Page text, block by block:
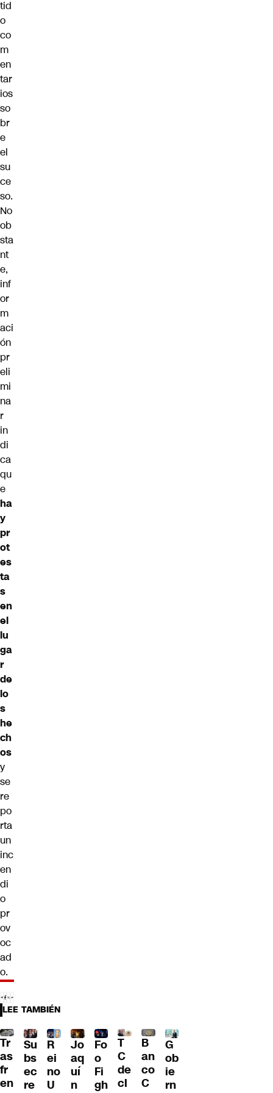
tid
o
co
m
en
tar
ios
so
br
e
el
su
ce
so.
No
ob
sta
nt
e,
inf
or
m
aci
ón
pr
eli
mi
na
r
in
di
ca
qu
e
ha
y
pr
ot
es
ta
s
en
el
lu
ga
r
de
lo
s
he
ch
os
y
se
re
po
rta
un
inc
en
di
o
pr
ov
oc
ad
o.
LEE TAMBIÉN
Tr
as
fr
en
Su
bs
ec
re
R
ei
no
U
Jo
aq
uí
n
Fo
o
Fi
gh
T
C
de
cl
B
an
co
C
G
ob
ie
rn